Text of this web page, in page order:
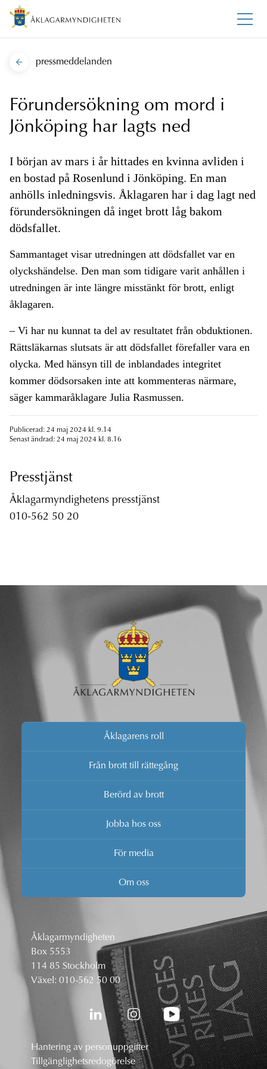
pressmeddelanden
Förundersökning om mord i
Jönköping har lagts ned
I början av mars i år hittades en kvinna avliden i
en bostad på Rosenlund i Jönköping. En man
anhölls inledningsvis. Åklagaren har i dag lagt ned
förundersökningen då inget brott låg bakom
dödsfallet.
Sammantaget visar utredningen att dödsfallet var en
olyckshändelse. Den man som tidigare varit anhållen i
utredningen är inte längre misstänkt för brott, enligt
åklagaren.
– Vi har nu kunnat ta del av resultatet från obduktionen.
Rättsläkarnas slutsats är att dödsfallet förefaller vara en
olycka. Med hänsyn till de inblandades integritet
kommer dödsorsaken inte att kommenteras närmare,
säger kammaråklagare Julia Rasmussen.
Publicerad: 24 maj 2024 kl. 9.14
Senast ändrad: 24 maj 2024 kl. 8.16
Presstjänst
Åklagarmyndighetens presstjänst
010-562 50 20
Åklagarens roll
Från brott till rättegång
Berörd av brott
Jobba hos oss
För media
Om oss
Åklagarmyndigheten
Box 5553
114 85 Stockholm
Växel: 010-562 50 00
Hantering av personuppgifter
Tillgänglighetsredogörelse